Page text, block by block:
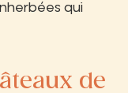
qui
de